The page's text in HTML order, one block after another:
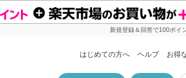
新規登録＆回答で100ポイ
はじめての方へ ヘルプ お得